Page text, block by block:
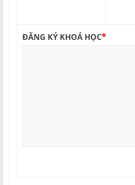
ĐĂNG KÝ KHOÁ HỌC*